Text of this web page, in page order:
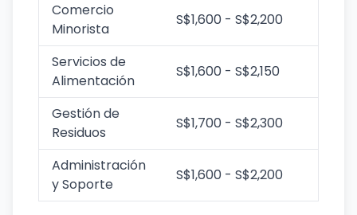
Comercio
Minorista
S$1,600 - S$2,200
Servicios de
Alimentación
S$1,600 - S$2,150
Gestión de
Residuos
S$1,700 - S$2,300
Administración
y Soporte
S$1,600 - S$2,200